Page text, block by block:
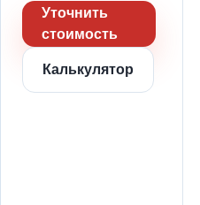
Уточнить
стоимость
Калькулятор